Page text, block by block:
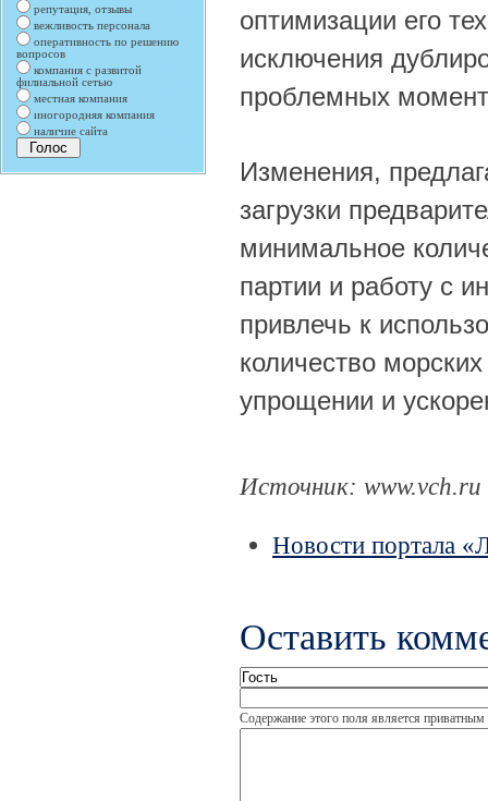
репутация, отзывы
вежливость персонала
оперативность по решению
вопросов
компания с развитой
филиальной сетью
местная компания
иногородняя компания
наличие сайта
оптимизации его
исключения
проблемных
Изменения,
загрузки
минимальное
партии и работу с
привлечь к
количество
упрощении и
Источник: www.vch.ru
Новости портала
Оставить
Содержание этого поля является приватным